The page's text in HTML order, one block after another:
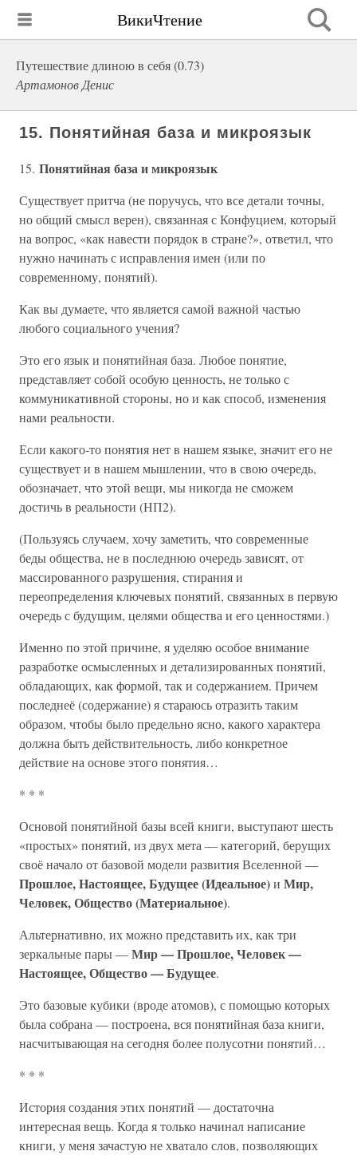
ВикиЧтение
Путешествие длиною в себя (0.73)
Артамонов Денис
15. Понятийная база и микроязык
15. Понятийная база и микроязык
Существует притча (не поручусь, что все детали точны,
но общий смысл верен), связанная с Конфуцием, который
на вопрос, «как навести порядок в стране?», ответил, что
нужно начинать с исправления имен (или по
современному, понятий).
Как вы думаете, что является самой важной частью
любого социального учения?
Это его язык и понятийная база. Любое понятие,
представляет собой особую ценность, не только с
коммуникативной стороны, но и как способ, изменения
нами реальности.
Если какого-то понятия нет в нашем языке, значит его не
существует и в нашем мышлении, что в свою очередь,
обозначает, что этой вещи, мы никогда не сможем
достичь в реальности (НП2).
(Пользуясь случаем, хочу заметить, что современные
беды общества, не в последнюю очередь зависят, от
массированного разрушения, стирания и
переопределения ключевых понятий, связанных в первую
очередь с будущим, целями общества и его ценностями.)
Именно по этой причине, я уделяю особое внимание
разработке осмысленных и детализированных понятий,
обладающих, как формой, так и содержанием. Причем
последнеё (содержание) я стараюсь отразить таким
образом, чтобы было предельно ясно, какого характера
должна быть действительность, либо конкретное
действие на основе этого понятия…
* * *
Основой понятийной базы всей книги, выступают шесть
«простых» понятий, из двух мета — категорий, берущих
своё начало от базовой модели развития Вселенной —
Прошлое, Настоящее, Будущее (Идеальное)и Мир,
Человек, Общество (Материальное).
Альтернативно, их можно представить их, как три
зеркальные пары —Мир — Прошлое, Человек —
Настоящее, Общество — Будущее.
Это базовые кубики (вроде атомов), с помощью которых
была собрана — построена, вся понятийная база книги,
насчитывающая на сегодня более полусотни понятий…
* * *
История создания этих понятий — достаточна
интересная вещь. Когда я только начинал написание
книги, у меня зачастую не хватало слов, позволяющих